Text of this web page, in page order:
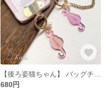
680円